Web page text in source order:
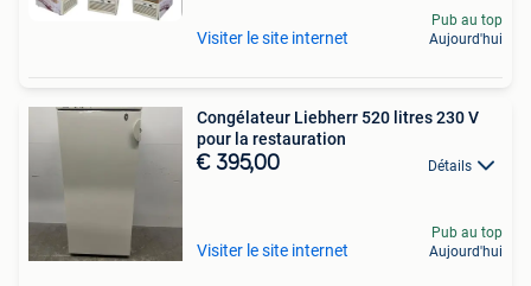
Visiter le site internet
Pub au top
Aujourd'hui
Congélateur Liebherr 520 litres 230 V
pour la restauration
€ 395,00 Détails
Visiter le site internet
Pub au top
Aujourd'hui